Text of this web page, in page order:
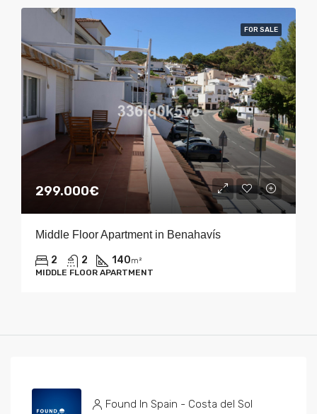
FOR SALE
299.000€
Middle Floor Apartment in Benahavís
2 2 140m²
MIDDLE FLOOR APARTMENT
Found In Spain - Costa del Sol